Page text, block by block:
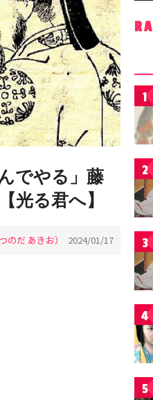
でやる」藤
光る君へ】
のだ あきお） 2024/01/17
1
2
3
4
5